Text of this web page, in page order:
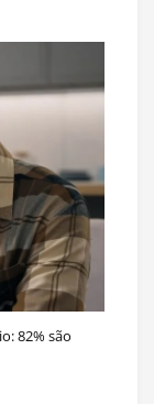
82% são